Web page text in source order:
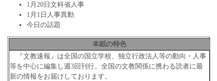
1月20日文科省人事
1月1日人事異動
今日の話題
本紙の特色
『文教速報』は全国の国立学校、独立行政法人等の動向・人事
等を中心に編集し週3回刊行。全国の文教関係に携わる読者に最
新の情報をお届けしております。